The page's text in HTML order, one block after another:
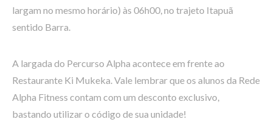
largam no mesmo horário) às 06h00, no trajeto Itapuã
sentido Barra.
A largada do Percurso Alpha acontece em frente ao
Restaurante Ki Mukeka. Vale lembrar que os alunos da Rede
Alpha Fitness contam com um desconto exclusivo,
bastando utilizar o código de sua unidade!